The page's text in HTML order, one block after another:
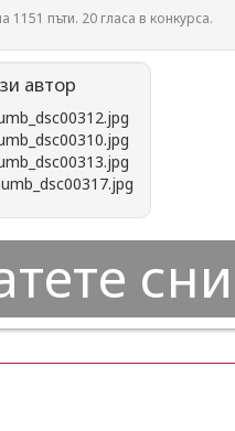
1151 пъти. 20 гласа в конкурса.
автор